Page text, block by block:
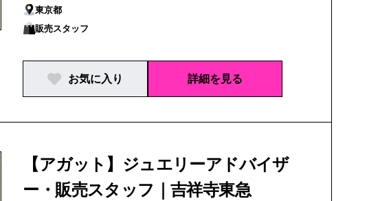
東京都
販売スタッフ
お気に入り 詳細を見る
【アガット】ジュエリーアドバイザ
ー・販売スタッフ｜吉祥寺東急